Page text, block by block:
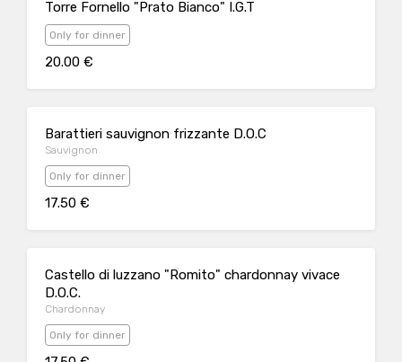
Torre Fornello "Prato Bianco" I.G.T
Only for dinner
20.00 €
Barattieri sauvignon frizzante D.O.C
Sauvignon
Only for dinner
17.50 €
Castello di luzzano "Romito" chardonnay vivace
D.O.C.
Chardonnay
Only for dinner